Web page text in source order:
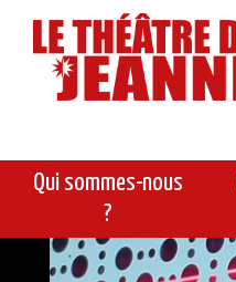
Qui sommes-nous
?